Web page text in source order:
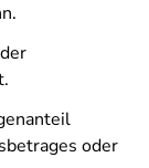
oder